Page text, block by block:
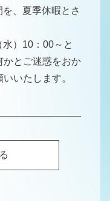
、夏季休暇とさ
）10：00～と
かとご迷惑をおか
いたします。